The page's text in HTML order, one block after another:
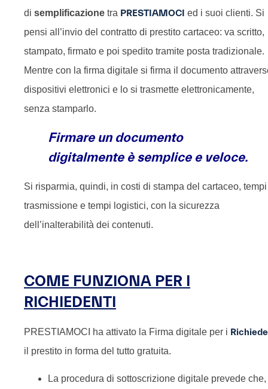
di semplificazione tra PRESTIAMOCI ed i suoi clienti. Si
pensi all’invio del contratto di prestito cartaceo: va scritto,
stampato, firmato e poi spedito tramite posta tradizionale.
Mentre con la firma digitale si firma il documento
dispositivi elettronici e lo si trasmette elettronicamente,
senza stamparlo.
Firmare un documento
digitalmente è semplice e veloce.
Si risparmia, quindi, in costi di stampa del cartaceo,
trasmissione e tempi logistici, con la sicurezza
dell’inalterabilità dei contenuti.
COME FUNZIONA PER I
RICHIEDENTI
PRESTIAMOCI ha attivato la Firma digitale per i
il prestito in forma del tutto gratuita.
La procedura di sottoscrizione digitale prevede che,